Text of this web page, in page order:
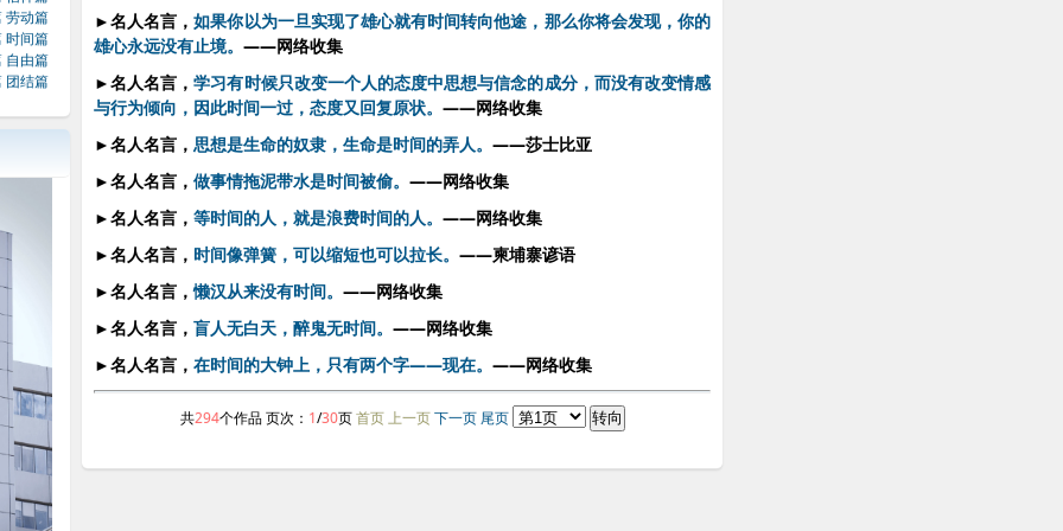
劳动篇
时间篇
自由篇
团结篇
►名人名言，如果你以为一旦实现了雄心就有时间转向他途，那么你将会发现，你的
雄心永远没有止境。 ——网络收集
►名人名言，学习有时候只改变一个人的态度中思想与信念的成分，而没有改变情感
与行为倾向，因此时间一过，态度又回复原状。 ——网络收集
►名人名言， 思想是生命的奴隶，生命是时间的弄人。 ——莎士比亚
►名人名言， 做事情拖泥带水是时间被偷。 ——网络收集
►名人名言， 等时间的人，就是浪费时间的人。 ——网络收集
►名人名言， 时间像弹簧，可以缩短也可以拉长。 ——柬埔寨谚语
►名人名言，懒汉从来没有时间。 ——网络收集
►名人名言， 盲人无白天，醉鬼无时间。 ——网络收集
►名人名言， 在时间的大钟上，只有两个字——现在。 ——网络收集
共294个作品 页次： 1/30页首页 上一页 下一页 尾页